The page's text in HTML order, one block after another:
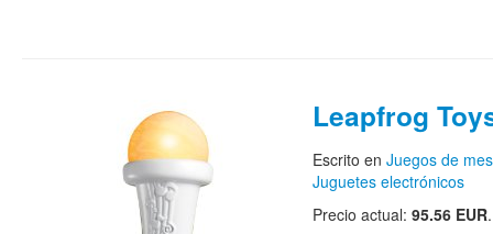
Leapfrog
Escrito en Juegos de
Juguetes electrónicos
Precio actual: 95.56 EUR.